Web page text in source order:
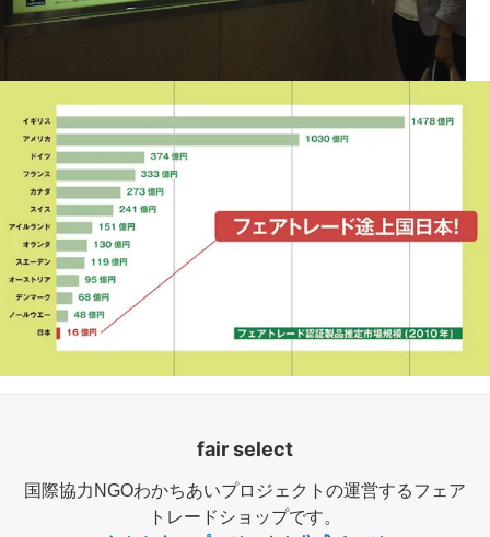
fair select
国際協力NGOわかちあいプロジェクトの運営するフェア
トレードショップです。